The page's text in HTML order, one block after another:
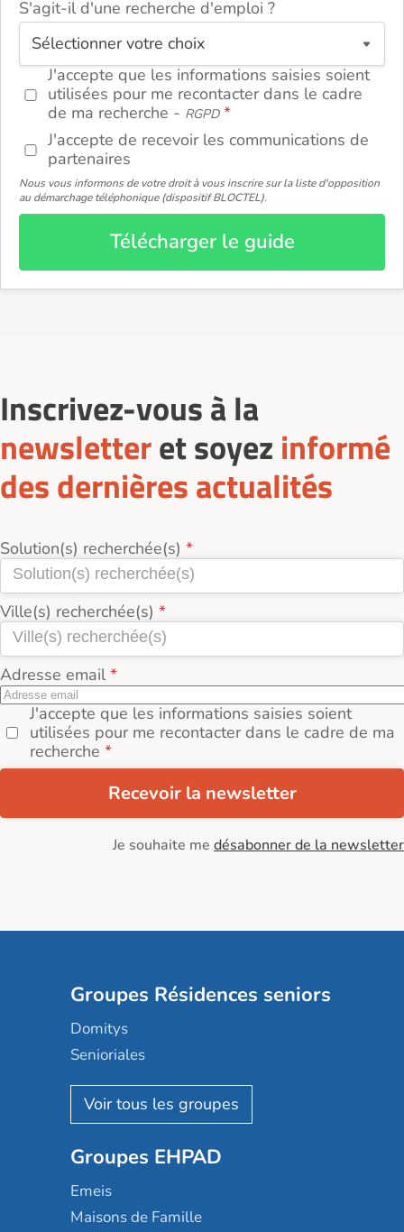
S'agit-il d'une recherche d'emploi ?
J'accepte que les informations saisies soient
utilisées pour me recontacter dans le cadre
de ma recherche - RGPD
J'accepte de recevoir les communications de
partenaires
Nous vous informons de votre droit à vous inscrire sur la liste d'opposition
au démarchage téléphonique (dispositif BLOCTEL).
Télécharger le guide
ou
Inscrivez-vous à la
newsletteret soyez informé
des dernières actualités
Solution(s) recherchée(s)
Ville(s) recherchée(s)
Adresse email
J'accepte que les informations saisies soient
utilisées pour me recontacter dans le cadre de ma
recherche
Recevoir la newsletter
Je souhaite me désabonner de la newsletter
Groupes Résidences seniors
Domitys
Senioriales
Nohée
Les Résidentiels
Mobicap
Domusvi
Happy Senior
Groupes EHPAD
Emeis
Maisons de Famille